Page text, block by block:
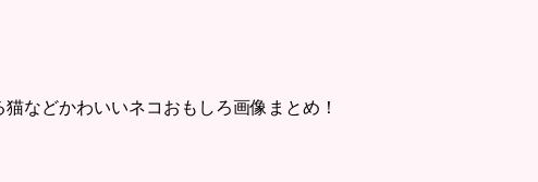
などかわいいネコおもしろ画像まとめ！